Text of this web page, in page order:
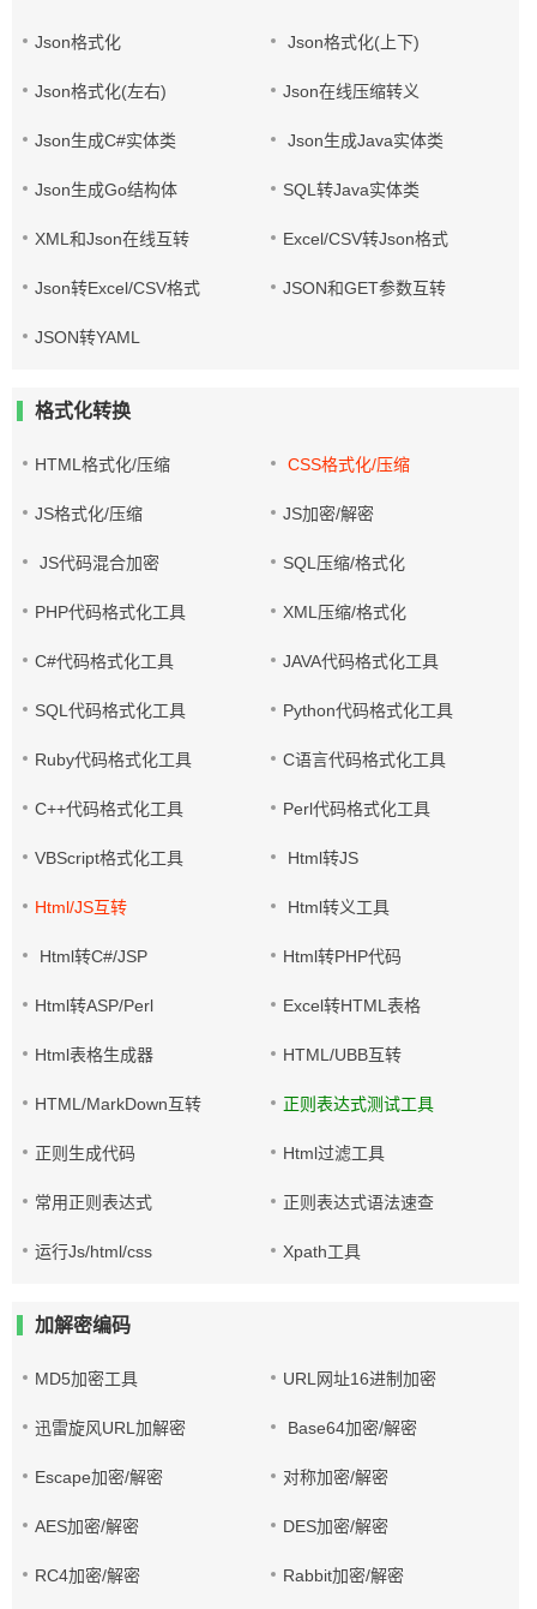
Json格式化 Json格式化(上下)
Json格式化(左右) Json在线压缩转义
Json生成C#实体类 Json生成Java实体类
Json生成Go结构体 SQL转Java实体类
XML和Json在线互转 Excel/CSV转Json格式
Json转Excel/CSV格式 JSON和GET参数互转
JSON转YAML
格式化转换
HTML格式化/压缩 CSS格式化/压缩
JS格式化/压缩 JS加密/解密
JS代码混合加密 SQL压缩/格式化
PHP代码格式化工具 XML压缩/格式化
C#代码格式化工具 JAVA代码格式化工具
SQL代码格式化工具 Python代码格式化工具
Ruby代码格式化工具 C语言代码格式化工具
C++代码格式化工具 Perl代码格式化工具
VBScript格式化工具 Html转JS
Html/JS互转 Html转义工具
Html转C#/JSP Html转PHP代码
Html转ASP/Perl Excel转HTML表格
Html表格生成器 HTML/UBB互转
HTML/MarkDown互转 正则表达式测试工具
正则生成代码 Html过滤工具
常用正则表达式 正则表达式语法速查
运行Js/html/css Xpath工具
加解密编码
MD5加密工具 URL网址16进制加密
迅雷旋风URL加解密 Base64加密/解密
Escape加密/解密 对称加密/解密
AES加密/解密 DES加密/解密
RC4加密/解密 Rabbit加密/解密